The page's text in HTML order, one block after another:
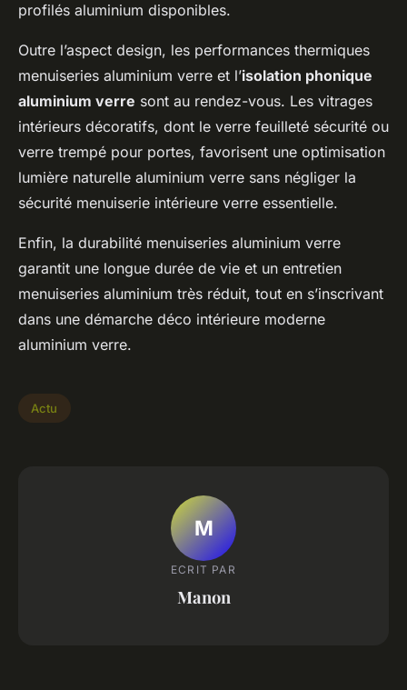
profilés aluminium disponibles.
Outre l’aspect design, les performances thermiques
menuiseries aluminium verre et l’isolation phonique
aluminium verre sont au rendez-vous. Les vitrages
intérieurs décoratifs, dont le verre feuilleté sécurité ou
verre trempé pour portes, favorisent une optimisation
lumière naturelle aluminium verre sans négliger la
sécurité menuiserie intérieure verre essentielle.
Enfin, la durabilité menuiseries aluminium verre
garantit une longue durée de vie et un entretien
menuiseries aluminium très réduit, tout en s’inscrivant
dans une démarche déco intérieure moderne
aluminium verre.
Actu
M
ECRIT PAR
Manon